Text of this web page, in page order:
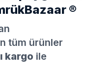
®
tüm ürünler
kargo ile